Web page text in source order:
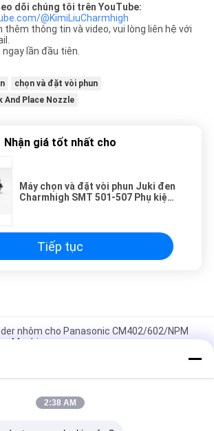
dõi chúng tôi trên YouTube:
@KimiLiuCharmhigh
thêm thông tin và video, vui lòng liên hệ với
lần đầu tiên.
chọn và đặt vòi phun
And Place Nozzle
Nhận giá tốt nhất cho
Máy chọn và đặt vòi phun Juki đen
Charmhigh SMT 501-507 Phụ kiện
Tiếp tục
nhôm cho Panasonic CM402/602/NPM
Machines
SMT tự động CHM-780, Máy cắt băng tự
và đặt SMT
thanh / Bộ nạp ống cho Phụ kiện SMT
2:38 AM